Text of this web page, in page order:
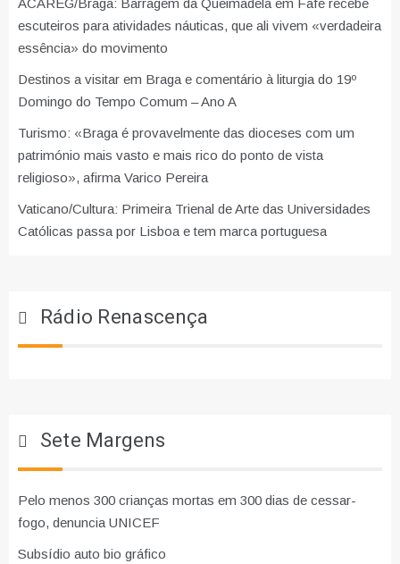
ACAREG/Braga: Barragem da Queimadela em Fafe recebe
escuteiros para atividades náuticas, que ali vivem «verdadeira
essência» do movimento
Destinos a visitar em Braga e comentário à liturgia do 19º
Domingo do Tempo Comum – Ano A
Turismo: «Braga é provavelmente das dioceses com um
património mais vasto e mais rico do ponto de vista
religioso», afirma Varico Pereira
Vaticano/Cultura: Primeira Trienal de Arte das Universidades
Católicas passa por Lisboa e tem marca portuguesa
Rádio Renascença
Sete Margens
Pelo menos 300 crianças mortas em 300 dias de cessar-
fogo, denuncia UNICEF
Subsídio auto bio gráfico